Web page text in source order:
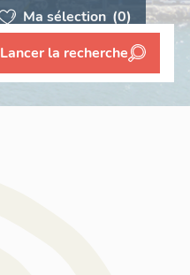
Ma sélection (0)
Lancer la recherche